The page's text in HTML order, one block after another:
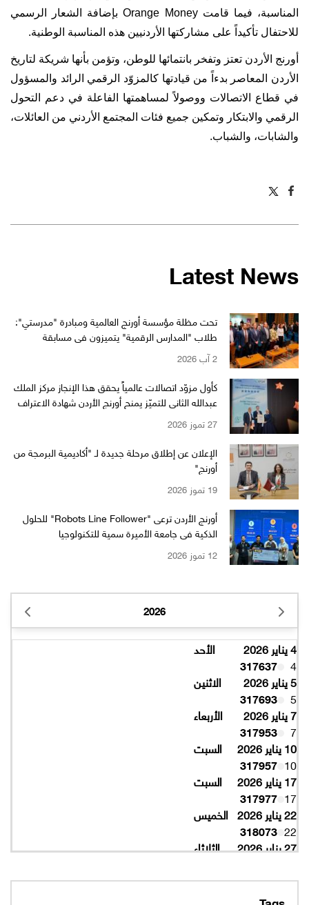
المناسبة، فيما قامتOrange Moneyبإضافة الشعار الرسمي
للاحتفال تأكيداً على مشاركتها الأردنيين هذه المناسبة الوطنية.
أورنج الأردن تعتز وتفخر بانتمائها للوطن، وتؤمن بأنها شريكة لتاريخ
الأردن المعاصر بدءاً من قيادتها كالمزوّد الرقمي الرائد والمسؤول
في قطاع الاتصالات ووصولاً لمساهمتها الفاعلة في دعم التحول
الرقمي والابتكار وتمكين جميع فئات المجتمع الأردني من العائلات،
والشابات، والشباب.
Latest News
تحت مظلة مؤسسة أورنج العالمية ومبادرة "مدرستي":
طلاب "المدارس الرقمية" يتميزون في مسابقة
2 آب 2026
كأول مزوّد اتصالات عالمياً يحقق هذا الإنجاز مركز الملك
عبدالله الثاني للتميّز يمنح أورنج الأردن شهادة الاعتراف
27 تموز 2026
الإعلان عن إطلاق مرحلة جديدة لـ "أكاديمية البرمجة من
أورنج"
19 تموز 2026
أورنج الأردن ترعى "Robots Line Follower" للحلول
الذكية في جامعة الأميرة سمية للتكنولوجيا
12 تموز 2026
2026
4 يناير 2026
الأحد
4
317637
5 يناير 2026
الاثنين
5
317693
7 يناير 2026
الأربعاء
7
317953
10 يناير 2026
السبت
10
317957
17 يناير 2026
السبت
17
317977
22 يناير 2026
الخميس
22
318073
27 يناير 2026
الثلاثاء
10 فبراير 2026
الثلاثاء
319997